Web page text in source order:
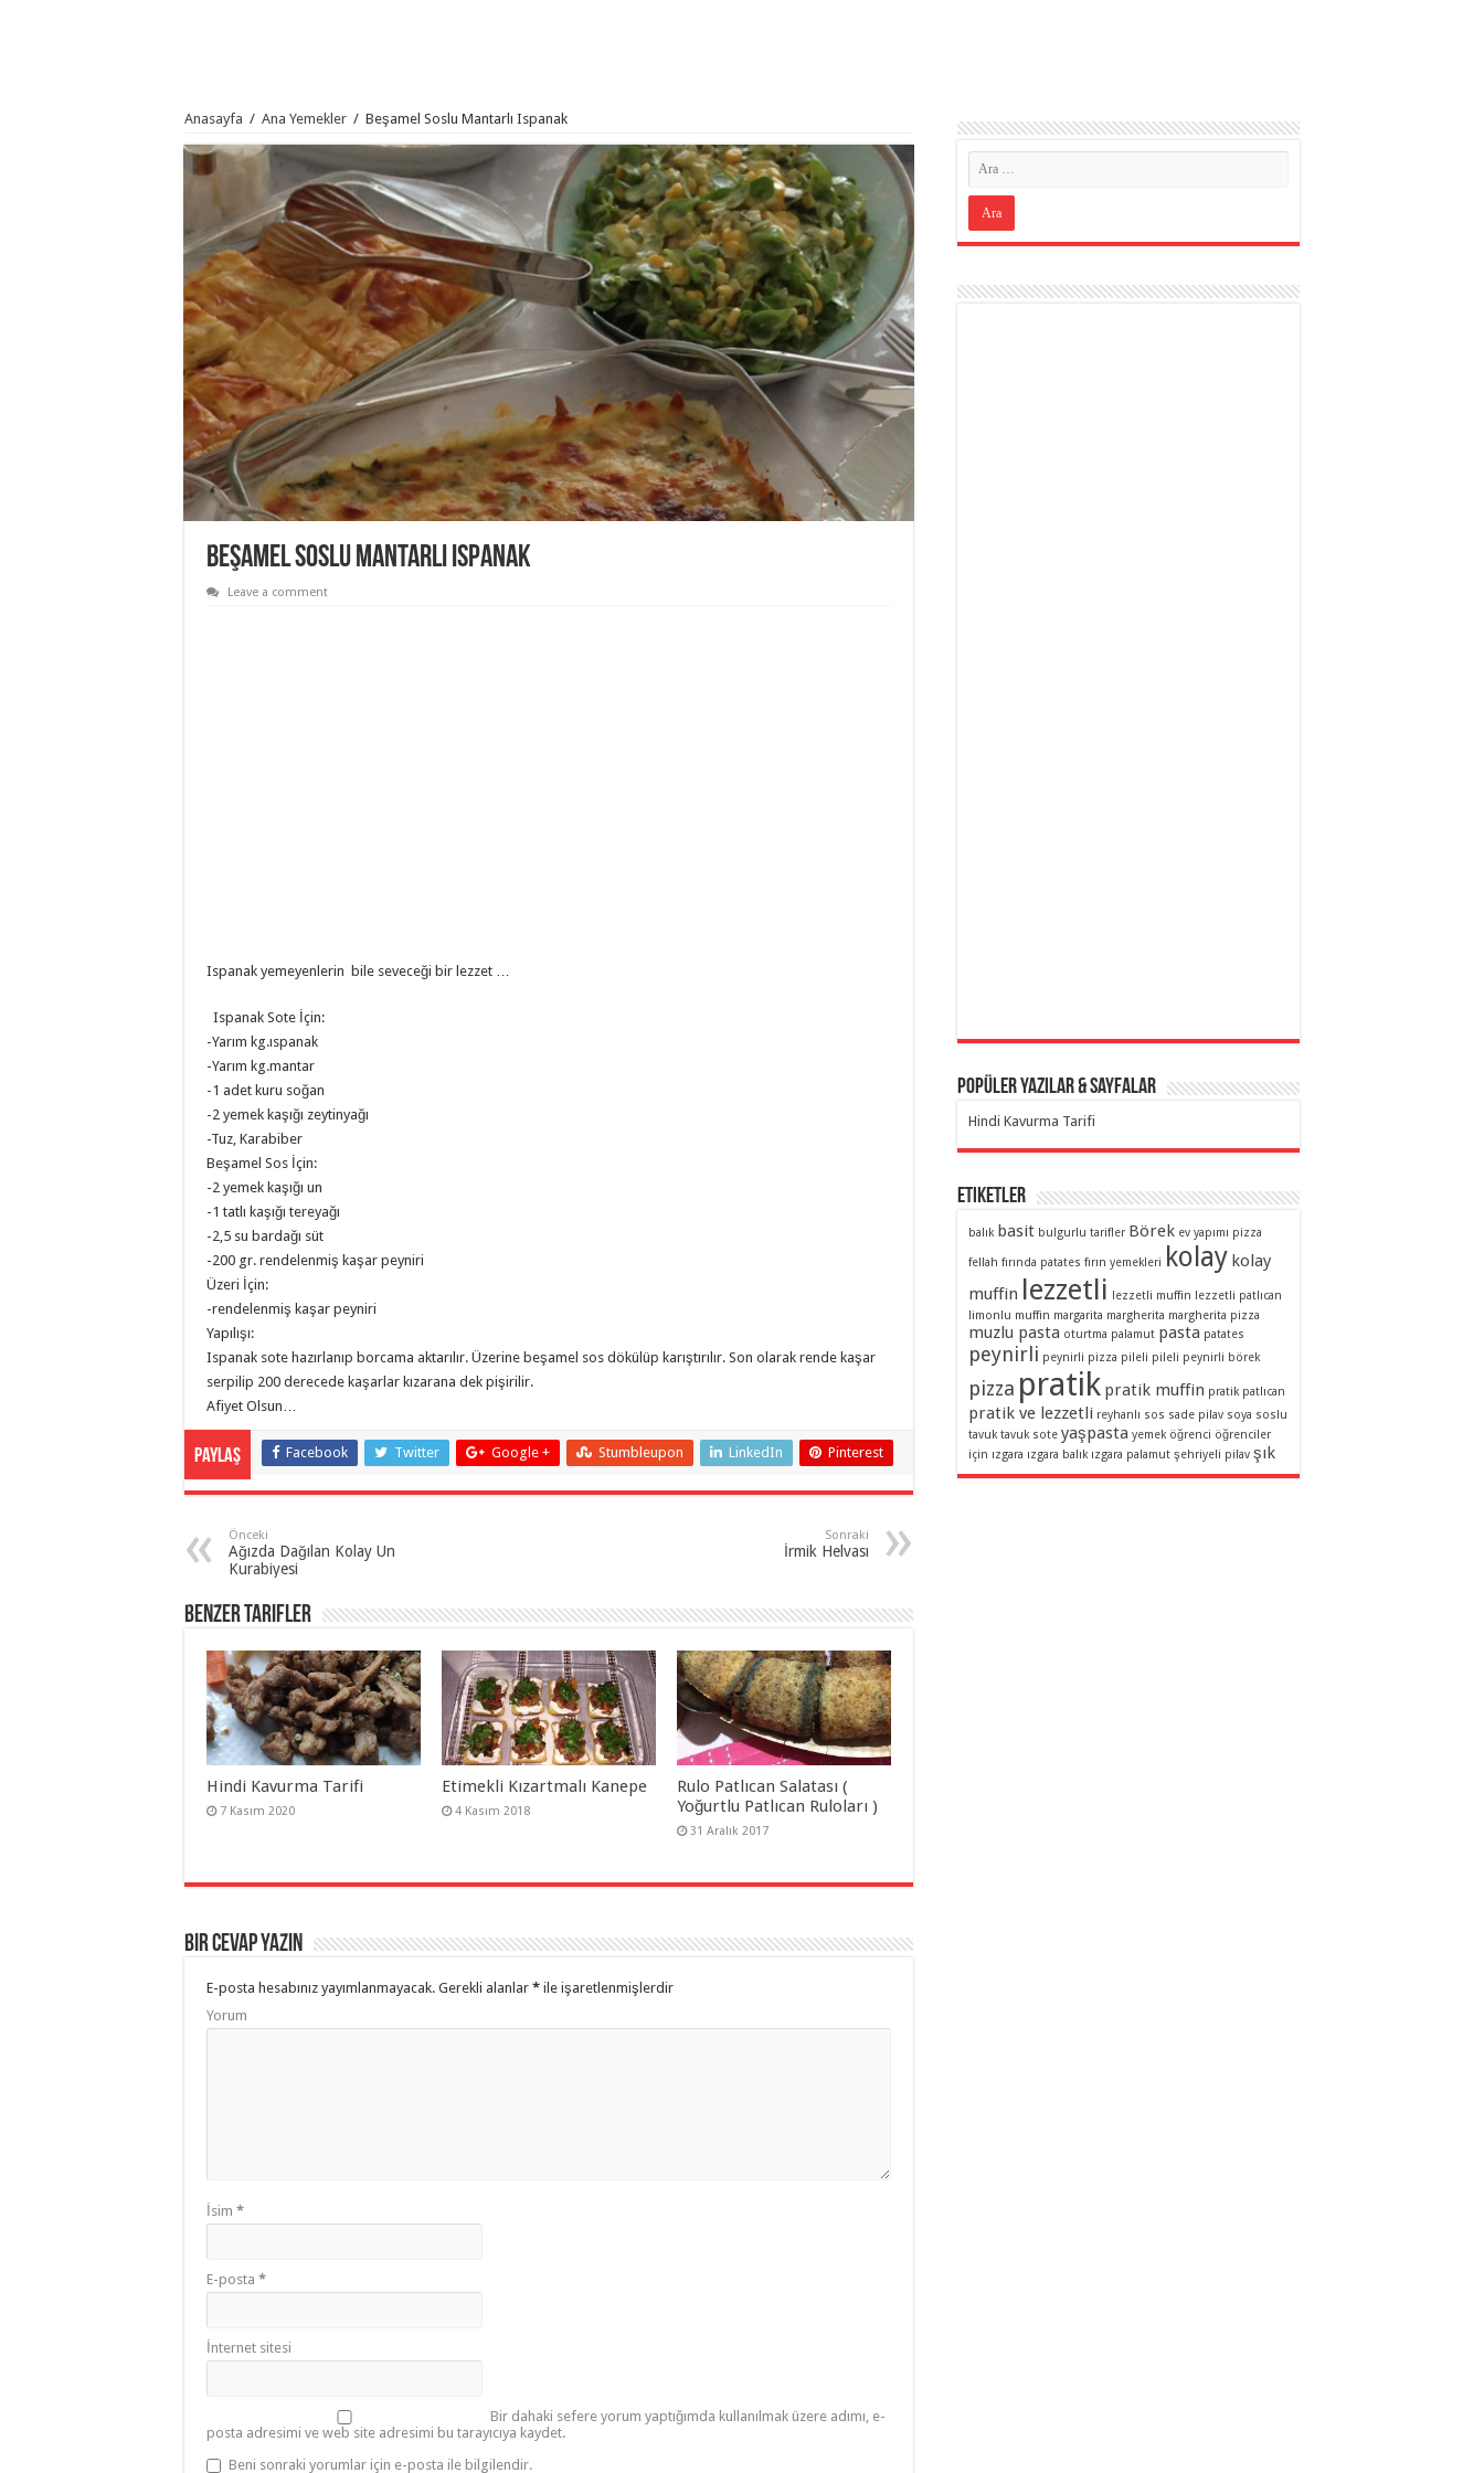
Anasayfa / Ana Yemekler / Beşamel Soslu Mantarlı Ispanak
Beşamel Soslu Mantarlı Ispanak
Leave a comment
Ispanak yemeyenlerin bile seveceği bir lezzet …
Ispanak Sote İçin:
-Yarım kg.ıspanak
-Yarım kg.mantar
-1 adet kuru soğan
-2 yemek kaşığı zeytinyağı
-Tuz, Karabiber
Beşamel Sos İçin:
-2 yemek kaşığı un
-1 tatlı kaşığı tereyağı
-2,5 su bardağı süt
-200 gr. rendelenmiş kaşar peyniri
Üzeri İçin:
-rendelenmiş kaşar peyniri
Yapılışı:
Ispanak sote hazırlanıp borcama aktarılır. Üzerine beşamel sos dökülüp karıştırılır. Son olarak rende kaşar
serpilip 200 derecede kaşarlar kızarana dek pişirilir.
Afiyet Olsun…
Paylaş Facebook Twitter Google + Stumbleupon LinkedIn Pinterest
Önceki
Ağızda Dağılan Kolay Un
Kurabiyesi
Sonraki
İrmik Helvası
Benzer Tarifler
Hindi Kavurma Tarifi
7 Kasım 2020
Etimekli Kızartmalı Kanepe
4 Kasım 2018
Rulo Patlıcan Salatası (
Yoğurtlu Patlıcan Ruloları )
31 Aralık 2017
Bir cevap yazın
E-posta hesabınız yayımlanmayacak. Gerekli alanlar * ile işaretlenmişlerdir
Yorum
İsim *
E-posta *
İnternet sitesi
Bir dahaki sefere yorum yaptığımda kullanılmak üzere adımı, e-
posta adresimi ve web site adresimi bu tarayıcıya kaydet.
Beni sonraki yorumlar için e-posta ile bilgilendir.
Popüler Yazılar & Sayfalar
Hindi Kavurma Tarifi
Etiketler
balık basit bulgurlu tarifler Börek ev yapımı pizza
fellah fırında patates fırın yemekleri kolay kolay
muffin lezzetli lezzetli muffin lezzetli patlıcan
limonlu muffin margarita margherita margherita pizza
muzlu pasta oturtma palamut pasta patates
peynirli peynirli pizza pileli pileli peynirli börek
pizza pratik pratik muffin pratik patlıcan
pratik ve lezzetli reyhanlı sos sade pilav soya soslu
tavuk tavuk sote yaşpasta yemek öğrenci öğrenciler
için ızgara ızgara balık ızgara palamut şehriyeli pilav şık